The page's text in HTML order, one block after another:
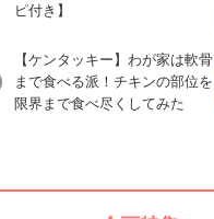
ピ付き】
【ケンタッキー】わが家は軟骨
まで食べる派！チキンの部位を
限界まで食べ尽くしてみた